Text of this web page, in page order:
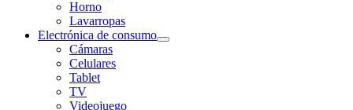
Horno
Lavarropas
Electrónica de consumo
Cámaras
Celulares
Tablet
TV
Videojuego